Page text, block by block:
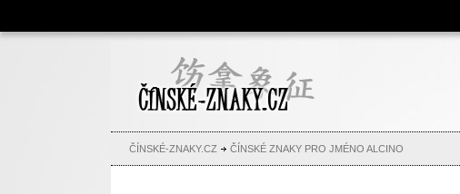
Čínské znaky, česko-čínský
slovník, abeceda, jména,
tetování
ČÍNSKÉ-ZNAKY.CZ ČÍNSKÉ ZNAKY PRO JMÉNO ALCINO